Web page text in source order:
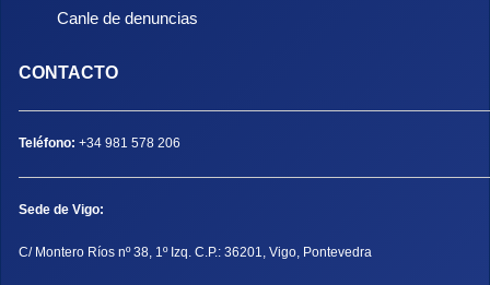
Canle de denuncias
CONTACTO
Teléfono: +34 981 578 206
Sede de Vigo:
C/ Montero Ríos nº 38, 1º Izq. C.P.: 36201, Vigo, Pontevedra